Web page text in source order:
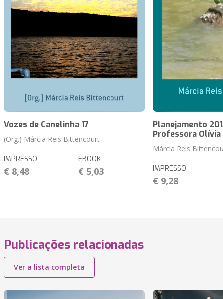
Vozes de Canelinha 17
(Org.) Márcia Reis Bittencourt
IMPRESSO
€ 8,48
EBOOK
€ 5,03
Planejamento
Professora Olívia
Márcia Reis
IMPRESSO
€ 9,28
Publicações relacionadas
Ver a lista completa